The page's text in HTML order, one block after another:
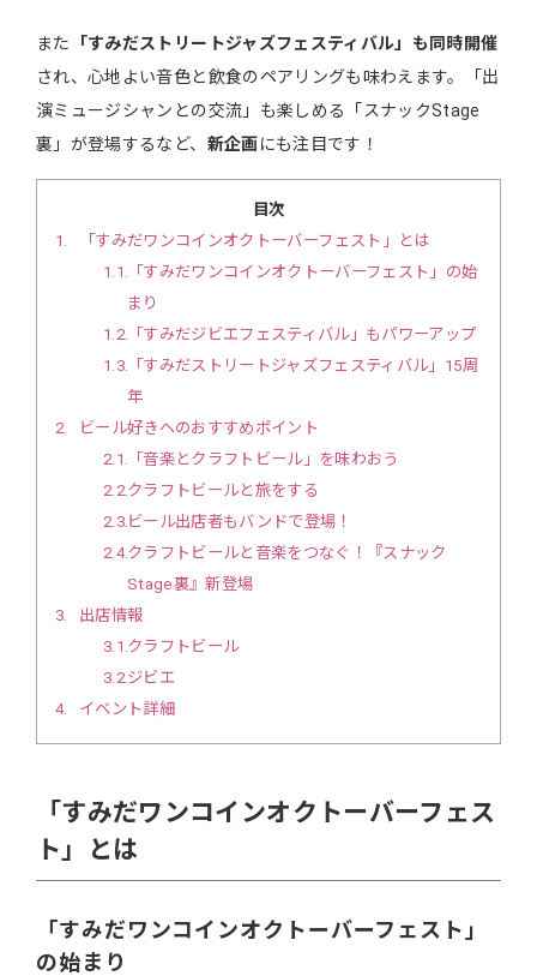
また
「すみだストリートジャズフェスティバル」も同時開催
され、心地よい音色と飲食のペアリングも味わえます。「出
演ミュージシャンとの交流」も楽しめる「スナックStage
裏」が登場するなど、 新企画にも注目です！
目次
1
「すみだワンコインオクトーバーフェスト」とは
1.1
「すみだワンコインオクトーバーフェスト」の始
まり
1.2
「すみだジビエフェスティバル」もパワーアップ
1.3
「すみだストリートジャズフェスティバル」15周
年
2
ビール好きへのおすすめポイント
2.1
「音楽とクラフトビール」を味わおう
2.2 クラフトビールと旅をする
2.3 ビール出店者もバンドで登場！
2.4 クラフトビールと音楽をつなぐ！『スナック
Stage裏』新登場
3
出店情報
3.1 クラフトビール
3.2 ジビエ
4
イベント詳細
「すみだワンコインオクトーバーフェス
ト」とは
「すみだワンコインオクトーバーフェスト」
の始まり